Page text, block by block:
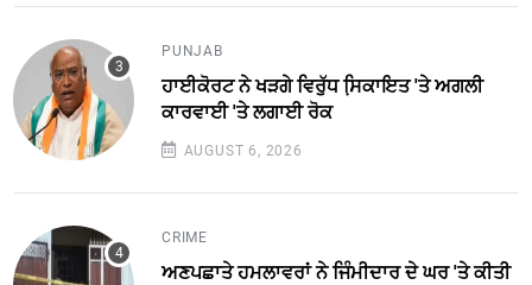
PUNJAB
ਹਾਈਕੋਰਟ ਨੇ ਖੜਗੇ ਵਿਰੁੱਧ ਸਿ਼ਕਾਇਤ 'ਤੇ ਅਗਲੀ
ਕਾਰਵਾਈ 'ਤੇ ਲਗਾਈ ਰੋਕ
AUGUST 6, 2026
CRIME
ਅਣਪਛਾਤੇ ਹਮਲਾਵਰਾਂ ਨੇ ਜਿੰਮੀਦਾਰ ਦੇ ਘਰ 'ਤੇ ਕੀਤੀ